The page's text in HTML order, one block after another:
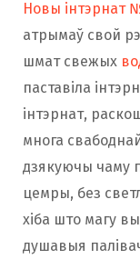
Новы інтэрнат
атрымаў свой
шмат свежых
паставіла
інтэрнат,
многа
дзякуючы чаму
цемры, без
хіба што магу
душавыя